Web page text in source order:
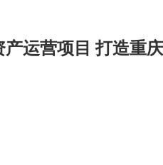
运营项目 打造重